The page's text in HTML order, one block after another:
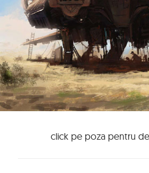
click pe poza pentru